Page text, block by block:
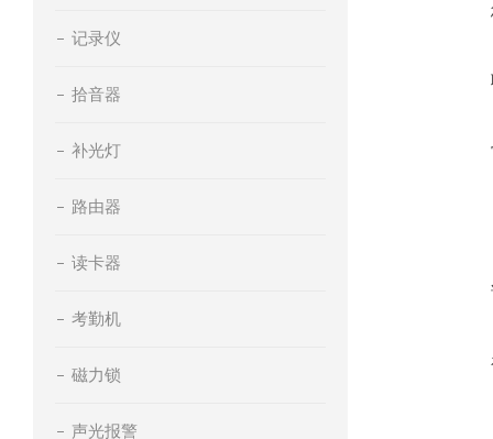
记录仪
拾音器
补光灯
路由器
读卡器
考勤机
磁力锁
声光报警